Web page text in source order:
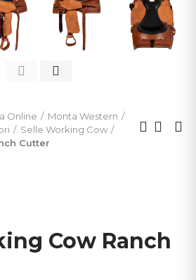
Online
Monta Western
Selle Working Cow
Cutter
Cow Ranch